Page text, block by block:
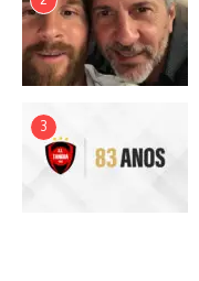
3